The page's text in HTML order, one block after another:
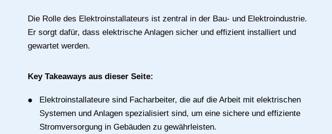
Die Rolle des Elektroinstallateurs ist zentral in der Bau- und Elektroindustrie.
Er sorgt dafür, dass elektrische Anlagen sicher und effizient installiert und
gewartet werden.
Key Takeaways aus dieser Seite:
Elektroinstallateure sind Facharbeiter, die auf die Arbeit mit elektrischen
Systemen und Anlagen spezialisiert sind, um eine sichere und effiziente
Stromversorgung in Gebäuden zu gewährleisten.